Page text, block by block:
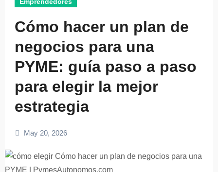
Cómo hacer un plan de
negocios para una
PYME: guía paso a paso
para elegir la mejor
estrategia
May 20, 2026